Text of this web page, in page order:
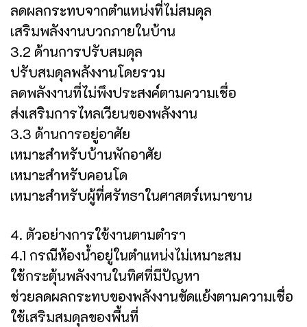
ลดผลกระทบจากตำแหน่งที่ไม่สมดุล
เสริมพลังงานบวกภายในบ้าน
3.2 ด้านการปรับสมดุล
ปรับสมดุลพลังงานโดยรวม
ลดพลังงานที่ไม่พึงประสงค์ตามความเชื่อ
ส่งเสริมการไหลเวียนของพลังงาน
3.3 ด้านการอยู่อาศัย
เหมาะสำหรับบ้านพักอาศัย
เหมาะสำหรับคอนโด
เหมาะสำหรับผู้ที่ศรัทธาในศาสตร์เหมาซาน
4. ตัวอย่างการใช้งานตามตำรา
4.1 กรณีห้องน้ำอยู่ในตำแหน่งไม่เหมาะสม
ใช้กระตุ้นพลังงานในทิศที่มีปัญหา
ช่วยลดผลกระทบของพลังงานขัดแย้งตามความเชื่อ
ใช้เสริมสมดุลของพื้นที่